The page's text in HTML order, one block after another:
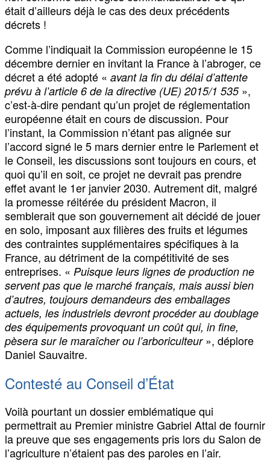
était d’ailleurs déjà le cas des deux précédents
décrets !
Comme l’indiquait la Commission européenne le 15
décembre dernier en invitant la France à l’abroger, ce
décret a été adopté « avant la fin du délai d’attente
prévu à l’article 6 de la directive (UE) 2015/1 535 »,
c’est-à-dire pendant qu’un projet de réglementation
européenne était en cours de discussion. Pour
l’instant, la Commission n’étant pas alignée sur
l’accord signé le 5 mars dernier entre le Parlement et
le Conseil, les discussions sont toujours en cours, et
quoi qu’il en soit, ce projet ne devrait pas prendre
effet avant le 1er janvier 2030. Autrement dit, malgré
la promesse réitérée du président Macron, il
semblerait que son gouvernement ait décidé de jouer
en solo, imposant aux filières des fruits et légumes
des contraintes supplémentaires spécifiques à la
France, au détriment de la compétitivité de ses
entreprises. « Puisque leurs lignes de production ne
servent pas que le marché français, mais aussi bien
d’autres, toujours demandeurs des emballages
actuels, les industriels devront procéder au doublage
des équipements provoquant un coût qui, in fine,
pèsera sur le maraîcher ou l’arboriculteur», déplore
Daniel Sauvaitre.
Contesté au Conseil d’État
Voilà pourtant un dossier emblématique qui
permettrait au Premier ministre Gabriel Attal de fournir
la preuve que ses engagements pris lors du Salon de
l’agriculture n’étaient pas des paroles en l’air.